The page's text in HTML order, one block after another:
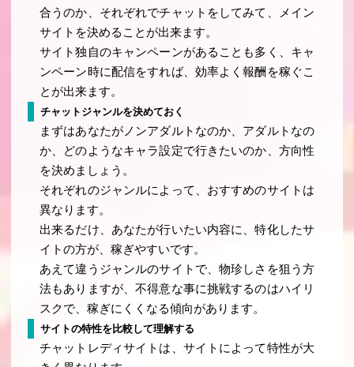
合うのか、それぞれでチャットをしてみて、メイン
サイトを決めることが出来ます。
サイト独自のキャンペーンがあることも多く、キャ
ンペーン時に配信をすれば、効率よく報酬を稼ぐこ
とが出来ます。
チャットジャンルを決めておく
まずはあなたがノンアダルトなのか、アダルトなの
か、どのようなキャラ設定で行きたいのか、方向性
を決めましょう。
それぞれのジャンルによって、おすすめのサイトは
異なります。
出来るだけ、あなたが行いたい内容に、特化したサ
イトの方が、稼ぎやすいです。
あえて違うジャンルのサイトで、物珍しさを狙う方
法もありますが、不得意な事に挑戦するのはハイリ
スクで、稼ぎにくくなる傾向があります。
サイトの特性を比較して理解する
チャットレディサイトは、サイトによって特性が大